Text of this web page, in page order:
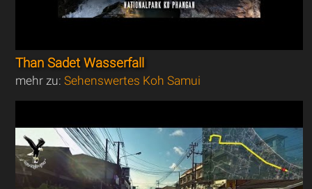
Than Sadet Wasserfall
mehr zu:Sehenswertes Koh Samui